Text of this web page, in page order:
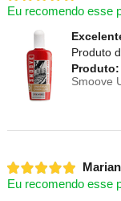
Eu recomendo esse
Produto
Produto:
Smoove
Eu recomendo esse